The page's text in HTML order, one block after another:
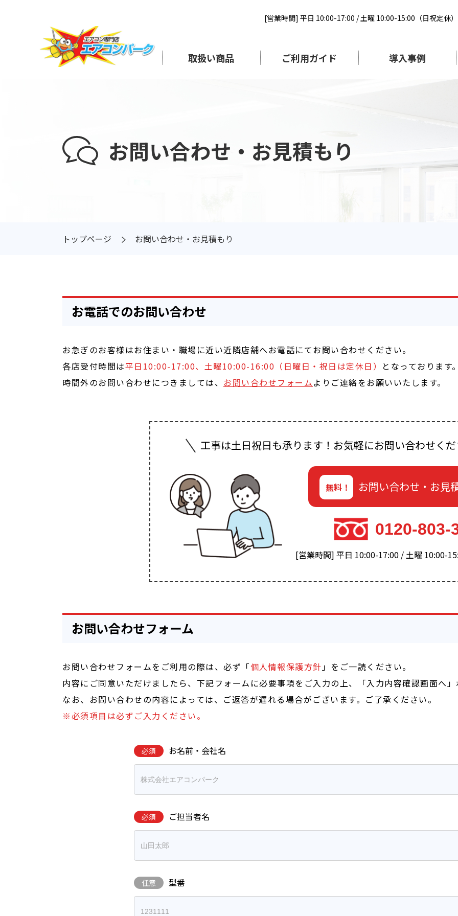
[営業時間] 平日 10:00-17:00 / 土曜 10:00-15:00（日祝定休）
取扱い商品 ご利用ガイド 導入事例
お問い合わせ・お見積もり
トップページ お問い合わせ・お見積もり
お電話でのお問い合わせ
お急ぎのお客様はお住まい・職場に近い近隣店舗へお電話にてお問い合わせください。
各店受付時間は平日10:00-17:00、土曜10:00-16:00（日曜日・祝日は定休日）
となっております。
時間外のお問い合わせにつきましては、 お問い合わせフォームよりご連絡をお願いいたします。
工事は土日祝日も承ります！お気軽にお問い合わせくだ
無料！ お問い合わせ・お見
0120-803-
[営業時間] 平日 10:00-17:00 / 土曜 10:00-
お問い合わせフォーム
お問い合わせフォームをご利用の際は、必ず「個人情報保護方針」をご一読ください。
内容にご同意いただけましたら、下記フォームに必要事項をご入力の上、「入力内容確認画面へ」
なお、お問い合わせの内容によっては、ご返答が遅れる場合がございます。ご了承ください。
※必須項目は必ずご入力ください。
必須 お名前・会社名
必須 ご担当者名
任意 型番